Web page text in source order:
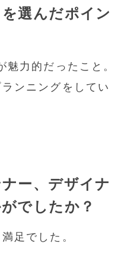
選んだポイン
魅力的だったこと。
ンニングをしてい
ー、デザイナ
でしたか？
足でした。